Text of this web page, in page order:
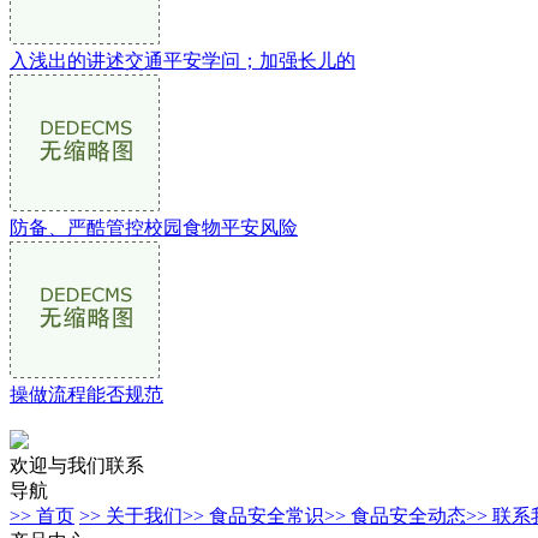
入浅出的讲述交通平安学问；加强长儿的
防备、严酷管控校园食物平安风险
操做流程能否规范
欢迎与我们联系
导航
>> 首页 >> 关于我们>> 食品安全常识>> 食品安全动态>> 联系